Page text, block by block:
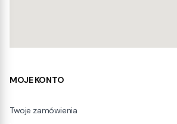
Linki w stopce
MOJE KONTO
Twoje zamówienia